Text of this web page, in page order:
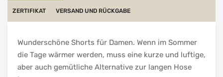
ZERTIFIKAT VERSAND UND RÜCKGABE
Wunderschöne Shorts für Damen. Wenn im Sommer
die Tage wärmer werden, muss eine kurze und luftige,
aber auch gemütliche Alternative zur langen Hose